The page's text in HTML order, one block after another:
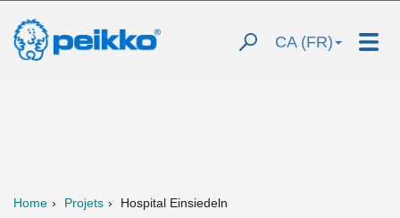
CA (FR)
Home Projets Hospital Einsiedeln